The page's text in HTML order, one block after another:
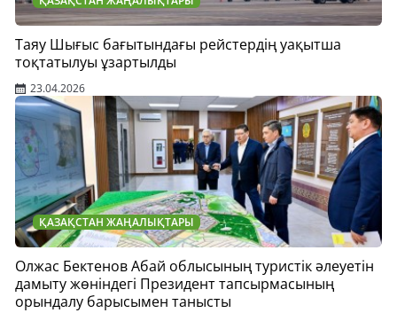
Таяу Шығыс бағытындағы рейстердің уақытша
тоқтатылуы ұзартылды
23.04.2026
ҚАЗАҚСТАН ЖАҢАЛЫҚТАРЫ
Олжас Бектенов Абай облысының туристік әлеуетін
дамыту жөніндегі Президент тапсырмасының
орындалу барысымен танысты